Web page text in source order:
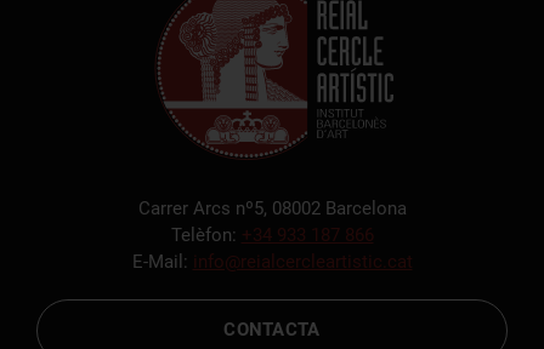
Carrer Arcs nº5, 08002 Barcelona
Telèfon: +34 933 187 866
E-Mail: info@reialcercleartistic.cat
CONTACTA